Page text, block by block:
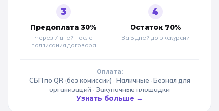
3
Предоплата 30%
Через 7 дней после
подписания договора
4
Остаток 70%
За 5 дней до экскурсии
Оплата:
СБП по QR (без комиссии) · Наличные · Безнал для
организаций · Закупочные площадки
Узнать больше →